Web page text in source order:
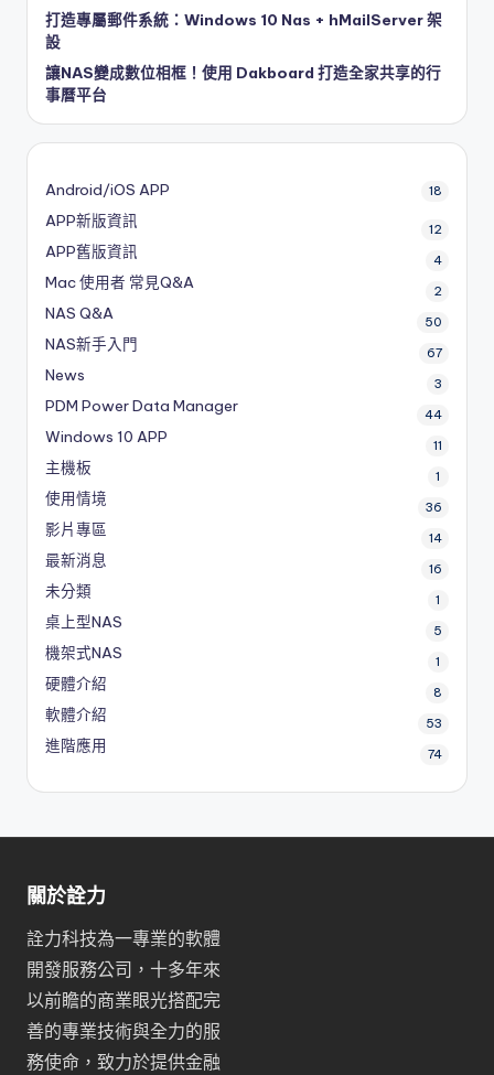
打造專屬郵件系統：Windows 10 Nas + hMailServer 架
設
讓NAS變成數位相框！使用 Dakboard 打造全家共享的行
事曆平台
Android/iOS APP 18
APP新版資訊 12
APP舊版資訊 4
Mac 使用者 常見Q&A 2
NAS Q&A 50
NAS新手入門 67
News 3
PDM Power Data Manager 44
Windows 10 APP 11
主機板 1
使用情境 36
影片專區 14
最新消息 16
未分類 1
桌上型NAS 5
機架式NAS 1
硬體介紹 8
軟體介紹 53
進階應用 74
關於詮力
詮力科技為一專業的軟體
開發服務公司，十多年來
以前瞻的商業眼光搭配完
善的專業技術與全力的服
務使命，致力於提供金融